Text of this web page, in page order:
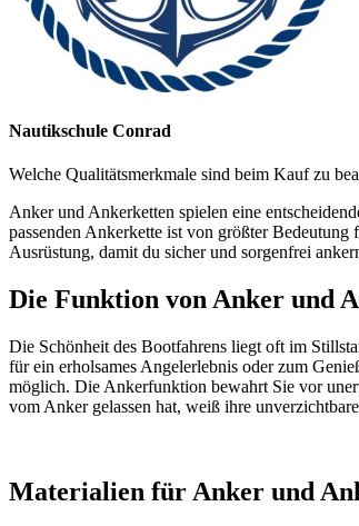
Nautikschule Conrad
Welche Qualitätsmerkmale sind beim Kauf zu
Anker und Ankerketten spielen eine
passenden Ankerkette ist von größter
Ausrüstung, damit du sicher und sorgenfrei
Die Funktion von Anker und
Die Schönheit des Bootfahrens liegt oft im
für ein erholsames Angelerlebnis oder zum
möglich. Die Ankerfunktion bewahrt Sie vor
vom Anker gelassen hat, weiß ihre
Materialien für Anker und